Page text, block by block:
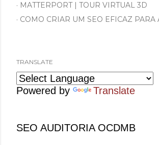
MATTERPORT | TOUR VIRTUAL 3D
COMO CRIAR UM SEO EFICAZ PARA
TRANSLATE
Powered by Translate
SEO AUDITORIA OCDMB